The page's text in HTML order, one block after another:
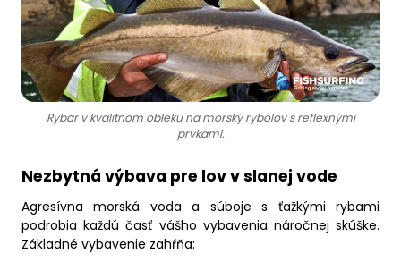
Rybár v kvalitnom obleku na morský rybolov s reflexnými
prvkami.
Nezbytná výbava pre lov v slanej vode
Agresívna morská voda a súboje s ťažkými rybami
podrobia každú časť vášho vybavenia náročnej skúške.
Základné vybavenie zahŕňa: